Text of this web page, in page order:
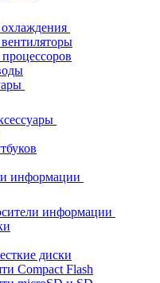
охлаждения
информации
информации
диски
Compact Flash